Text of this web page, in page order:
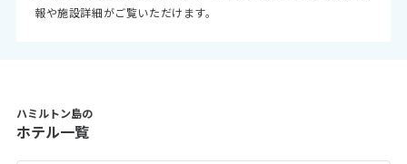
報や施設詳細がご覧いただけます。
ハミルトン島の
ホテル一覧